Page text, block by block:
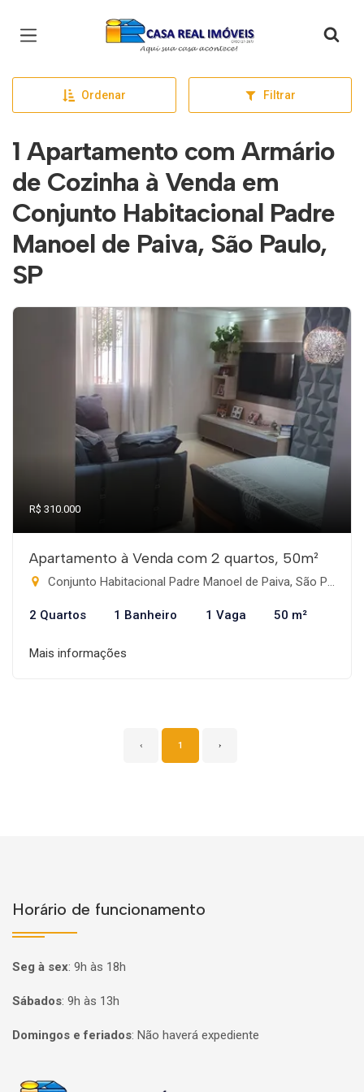
Página inicial
Ordenar Filtrar
1 Apartamento com Armário
de Cozinha à Venda em
Conjunto Habitacional Padre
Manoel de Paiva, São Paulo,
SP
R$ 310.000
Apartamento à Venda com 2 quartos, 50m²
Conjunto Habitacional Padre Manoel de Paiva, São Paulo-SP
2 Quartos 1 Banheiro 1 Vaga 50 m²
Mais informações
‹ 1 ›
Horário de funcionamento
Seg à sex: 9h às 18h
Sábados: 9h às 13h
Domingos e feriados: Não haverá expediente
Página inicial